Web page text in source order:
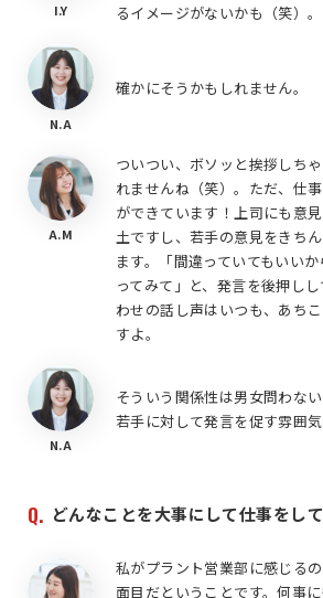
I.Y
るイメージがないかも（笑）。
N.A
確かにそうかもしれません。
A.M
ついつい、ボソッと挨拶しち
れませんね（笑）。ただ、仕
ができています！上司にも意
土ですし、若手の意見をきち
ます。「間違っていてもいい
ってみて」と、発言を後押し
わせの話し声はいつも、あち
すよ。
N.A
そういう関係性は男女問わな
若手に対して発言を促す雰囲気
どんなことを大事にして仕事をし
私がプラント営業部に感じる
面目だということです。何事